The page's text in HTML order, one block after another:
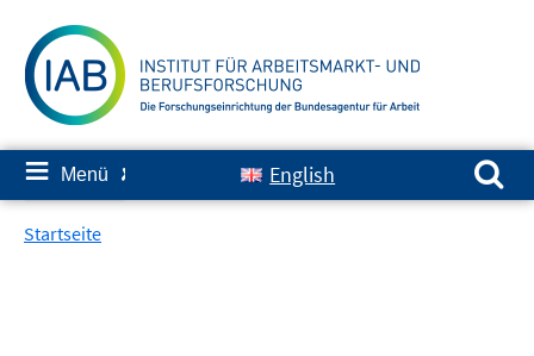
zum
Inhalt
≡ Menü ✘ English
Suchen nach:
Startseite